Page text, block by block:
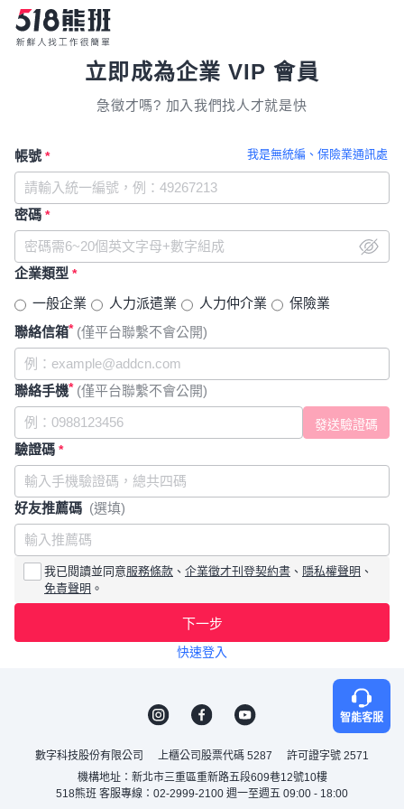
立即成為企業 VIP 會員
急徵才嗎? 加入我們找人才就是快
我是無統編、保險業通訊處
帳號 *
密碼 *
企業類型 *
一般企業 人力派遣業 人力仲介業
保險業
聯絡信箱* (僅平台聯繫不會公開)
聯絡手機* (僅平台聯繫不會公開)
驗證碼 *
好友推薦碼 (選填)
我已閱讀並同意服務條款 、 企業徵才刊登契約書 、 隱私權聲明 、
免責聲明 。
下一步
快速登入
智能客服
數字科技股份有限公司 上櫃公司股票代碼 5287
許可證字號 2571
機構地址：新北市三重區重新路五段609巷12號10樓
518熊班 客服專線：02-2999-2100 週一至週五 09:00 - 18:00